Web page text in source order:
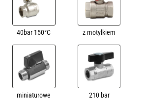
40bar 150°C z motylkiem
miniaturowe 210 bar